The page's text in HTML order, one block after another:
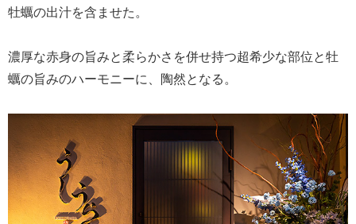
牡蠣の出汁を含ませた。
濃厚な赤身の旨みと柔らかさを併せ持つ超希少な部位と牡
蠣の旨みのハーモニーに、陶然となる。